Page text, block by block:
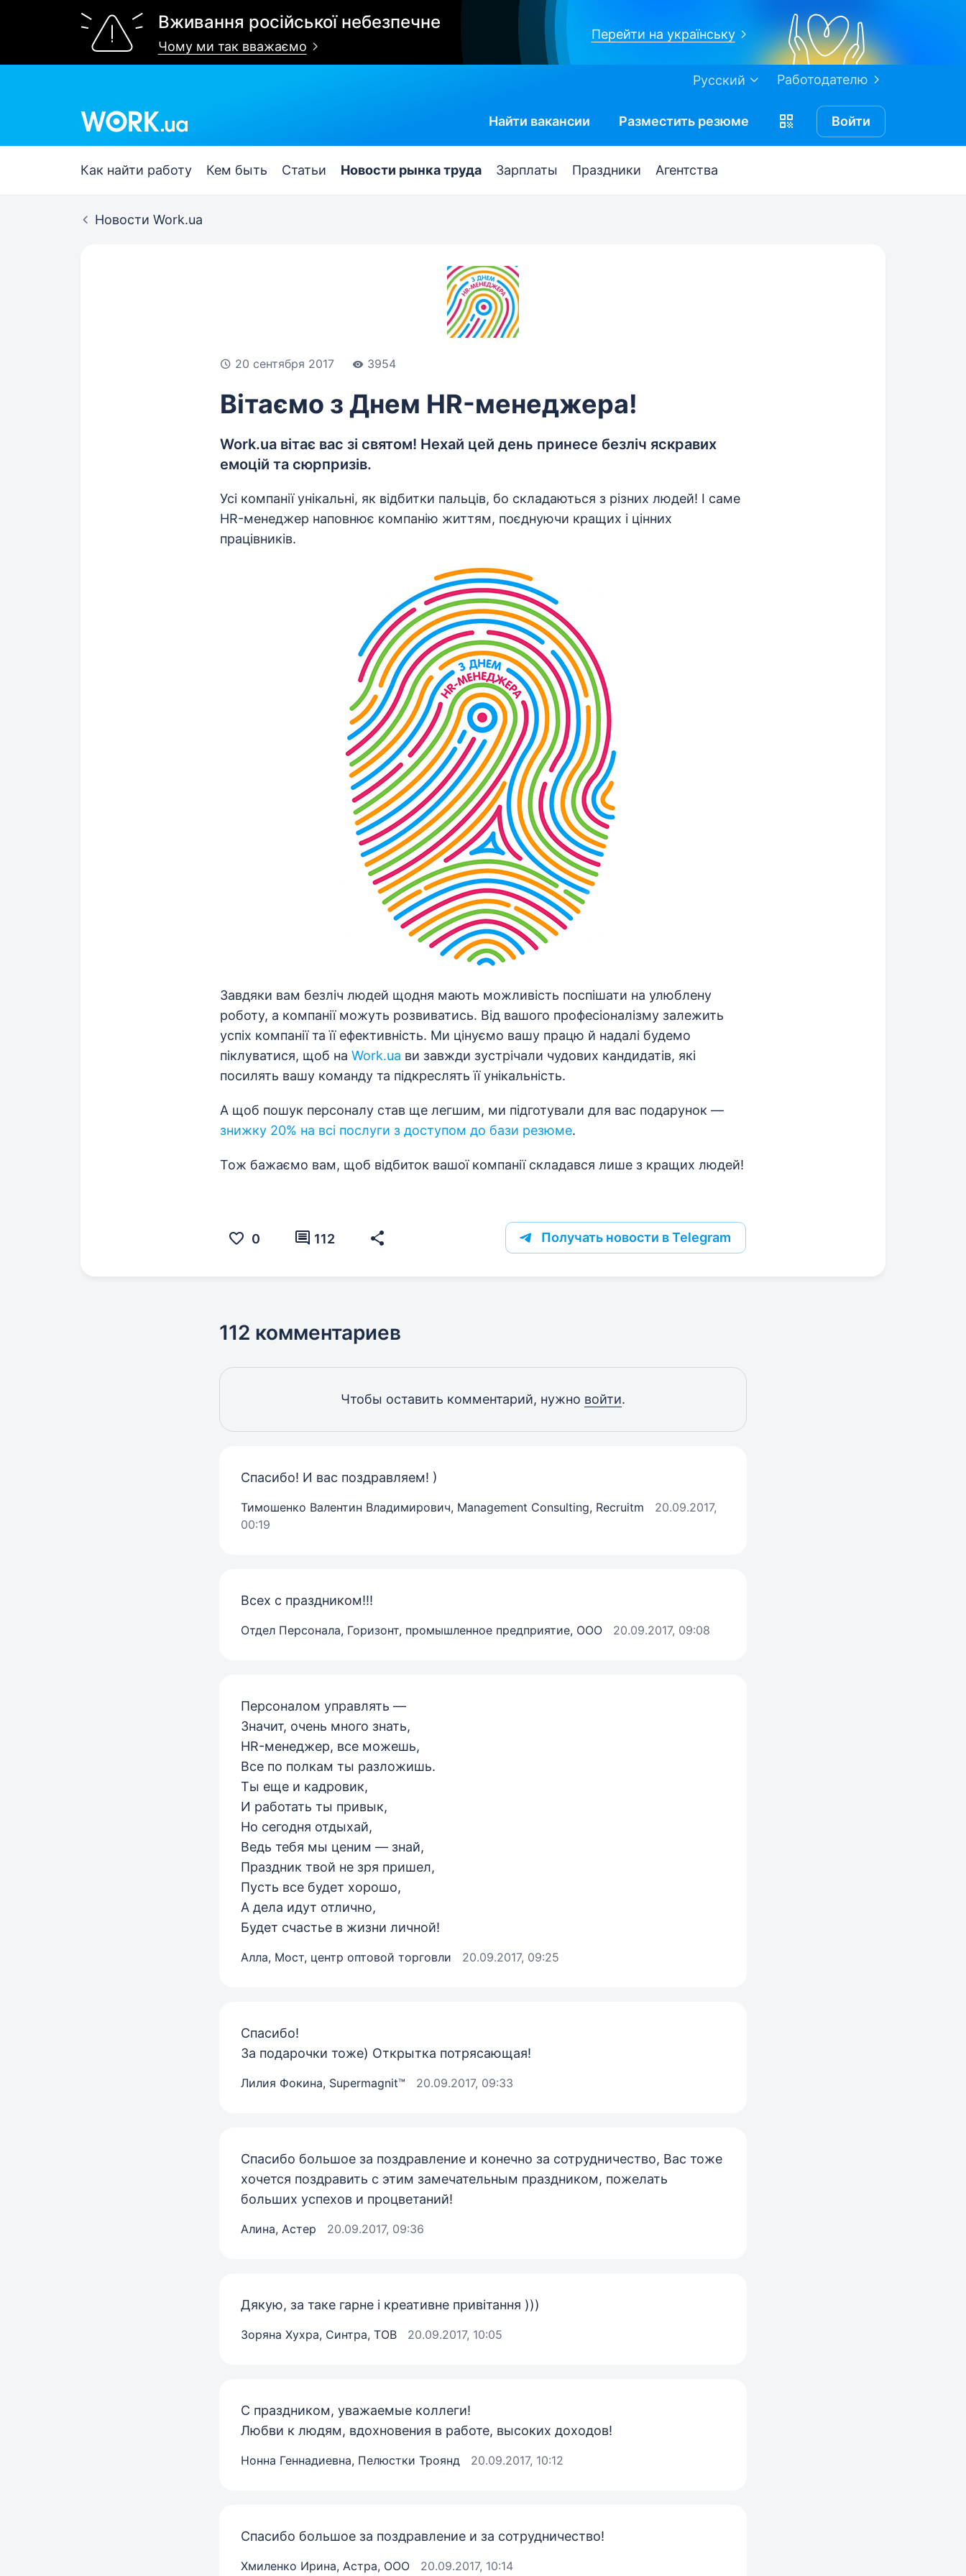
Вживання російської небезпечне
Чому ми так вважаємо
Перейти на українську
Работодателю
Русский
Найти вакансии Разместить резюме Войти
Как найти работу Кем быть Статьи Новости рынка труда Зарплаты Праздники Агентства
Новости Work.ua
20 сентября 2017 3954
Вітаємо з Днем HR-менеджера!
Work.ua вітає вас зі святом! Нехай цей день принесе безліч яскравих
емоцій та сюрпризів.
Усі компанії унікальні, як відбитки пальців, бо складаються з різних людей! І саме
HR-менеджер наповнює компанію життям, поєднуючи кращих і цінних
працівників.
Завдяки вам безліч людей щодня мають можливість поспішати на улюблену
роботу, а компанії можуть розвиватись. Від вашого професіоналізму залежить
успіх компанії та її ефективність. Ми цінуємо вашу працю й надалі будемо
піклуватися, щоб на Work.ua ви завжди зустрічали чудових кандидатів, які
посилять вашу команду та підкреслять її унікальність.
А щоб пошук персоналу став ще легшим, ми підготували для вас подарунок —
знижку 20% на всі послуги з доступом до бази резюме.
Тож бажаємо вам, щоб відбиток вашої компанії складався лише з кращих людей!
0 112 Получать новости в Telegram
112 комментариев
Чтобы оставить комментарий, нужно войти.
Спасибо! И вас поздравляем! )
Тимошенко Валентин Владимирович, Management Consulting, Recruitm
20.09.2017,
00:19
Всех с праздником!!!
Отдел Персонала, Горизонт, промышленное предприятие, ООО 20.09.2017, 09:08
Персоналом управлять —
Значит, очень много знать,
HR-менеджер, все можешь,
Все по полкам ты разложишь.
Ты еще и кадровик,
И работать ты привык,
Но сегодня отдыхай,
Ведь тебя мы ценим — знай,
Праздник твой не зря пришел,
Пусть все будет хорошо,
А дела идут отлично,
Будет счастье в жизни личной!
Алла, Мост, центр оптовой торговли 20.09.2017, 09:25
Спасибо!
За подарочки тоже) Открытка потрясающая!
Лилия Фокина, Supermagnit™ 20.09.2017, 09:33
Спасибо большое за поздравление и конечно за сотрудничество, Вас тоже
хочется поздравить с этим замечательным праздником, пожелать
больших успехов и процветаний!
Алина, Астер 20.09.2017, 09:36
Дякую, за таке гарне і креативне привітання )))
Зоряна Хухра, Синтра, ТОВ 20.09.2017, 10:05
С праздником, уважаемые коллеги!
Любви к людям, вдохновения в работе, высоких доходов!
Нонна Геннадиевна, Пелюстки Троянд 20.09.2017, 10:12
Спасибо большое за поздравление и за сотрудничество!
Хмиленко Ирина, Астра, ООО 20.09.2017, 10:14